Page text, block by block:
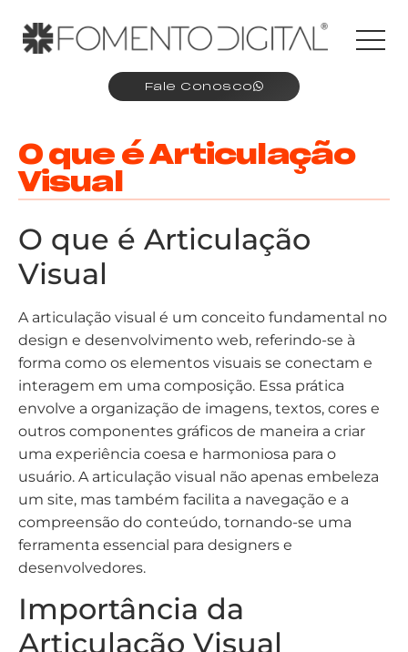
Fale Conosco
O que é Articulação
Visual
O que é Articulação
Visual
A articulação visual é um conceito fundamental no
design e desenvolvimento web, referindo-se à
forma como os elementos visuais se conectam e
interagem em uma composição. Essa prática
envolve a organização de imagens, textos, cores e
outros componentes gráficos de maneira a criar
uma experiência coesa e harmoniosa para o
usuário. A articulação visual não apenas embeleza
um site, mas também facilita a navegação e a
compreensão do conteúdo, tornando-se uma
ferramenta essencial para designers e
desenvolvedores.
Importância da
Articulação Visual